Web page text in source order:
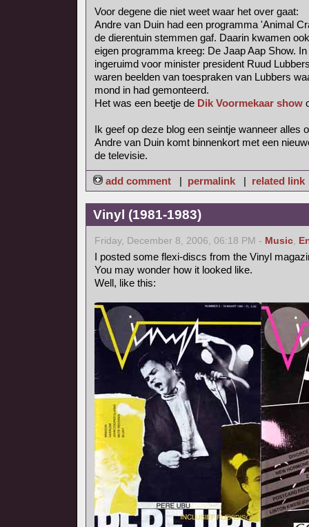
Voor degene die niet weet waar het over gaat:
Andre van Duin had een programma 'Animal
de dierentuin stemmen gaf. Daarin kwamen
eigen programma kreeg: De Jaap Aap Show.
ingeruimd voor minister president Ruud
waren beelden van toespraken van Lubbers
mond in had gemonteerd.
Het was een beetje de Dik Voormekaar show
Ik geef op deze blog een seintje wanneer alles
Andre van Duin komt binnenkort met een
de televisie.
add comment | permalink| related link
Vinyl (1981-1983)
Friday, December 8, 2006, 06:18 PM - Music,
I posted some flexi-discs from the Vinyl
You may wonder how it looked like.
Well, like this: